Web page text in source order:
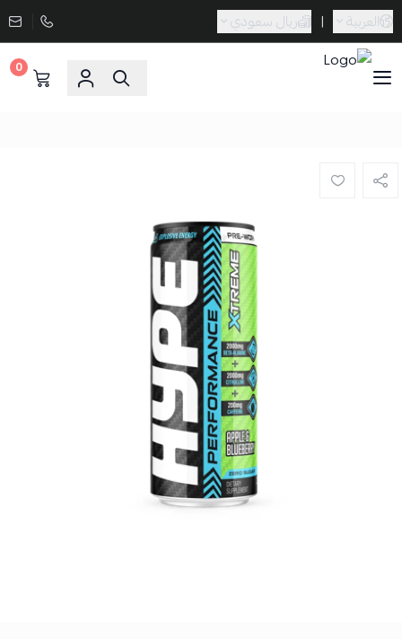
العربية | ريال سعودي
0